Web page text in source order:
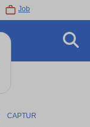
Job
CAPTUR